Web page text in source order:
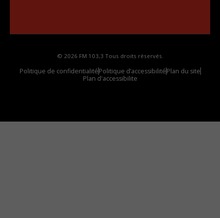
© 2026 FM 103,3 Tous droits réservés.
Politique de confidentialitéPolitique d’accessibilitéPlan du site
Plan d'accessibilite